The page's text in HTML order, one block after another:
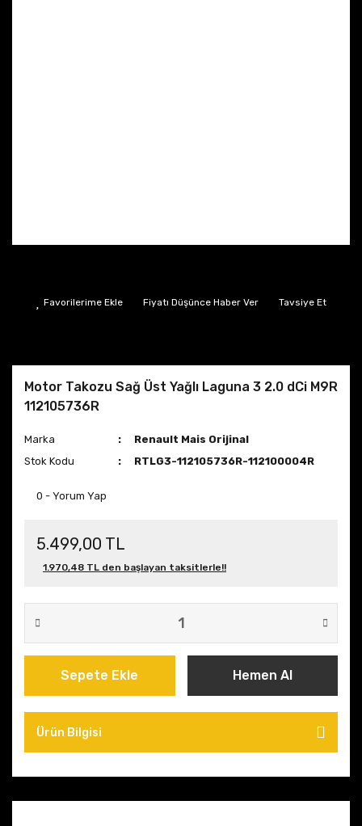
Fiyatı Düşünce Haber Ver Tavsiye Et
Motor Takozu Sağ Üst Yağlı Laguna 3 2.0 dCi M9R
112105736R
Marka
Renault Mais Orijinal
Stok Kodu
RTLG3-112105736R-112100004R
0 - Yorum Yap
5.499,00 TL
1.970,48 TL den başlayan taksitlerle!!
Sepete Ekle Hemen Al
Ürün Bilgisi